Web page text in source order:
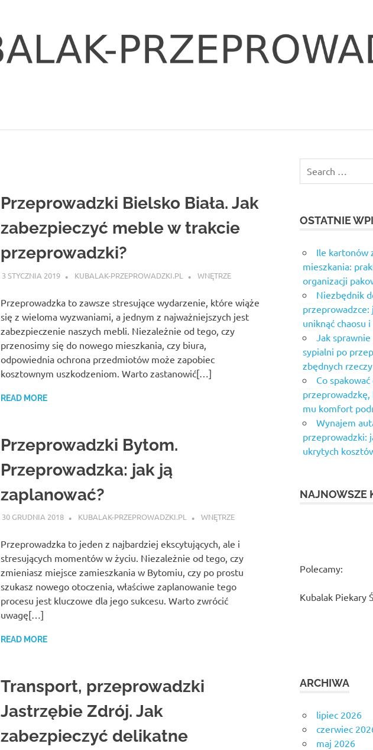
Przeprowadzki Bielsko Biała. Jak
zabezpieczyć meble w trakcie
przeprowadzki?
3 STYCZNIA 2019 KUBALAK-PRZEPROWADZKI.PL WNĘTRZE
Przeprowadzka to zawsze stresujące wydarzenie, które wiąże
się z wieloma wyzwaniami, a jednym z najważniejszych jest
zabezpieczenie naszych mebli. Niezależnie od tego, czy
przenosimy się do nowego mieszkania, czy biura,
odpowiednia ochrona przedmiotów może zapobiec
kosztownym uszkodzeniom. Warto zastanowić[…]
READ MORE
Przeprowadzki Bytom.
Przeprowadzka: jak ją
zaplanować?
30 GRUDNIA 2018 KUBALAK-PRZEPROWADZKI.PL WNĘTRZE
Przeprowadzka to jeden z najbardziej ekscytujących, ale i
stresujących momentów w życiu. Niezależnie od tego, czy
zmieniasz miejsce zamieszkania w Bytomiu, czy po prostu
szukasz nowego otoczenia, właściwe zaplanowanie tego
procesu jest kluczowe dla jego sukcesu. Warto zwrócić
uwagę[…]
READ MORE
Transport, przeprowadzki
Jastrzębie Zdrój. Jak
zabezpieczyć delikatne
OSTATNIE
Ile kartonów
mieszkania:
organizacji
Niezbędnik
przeprowadzce:
uniknąć chaosu
Jak
sypialni po
zbędnych rzeczy
Co
przeprowadzkę,
mu komfort
Wynajem
przeprowadzki:
ukrytych
NAJNOWSZE
Polecamy:
Kubalak Piekary
ARCHIWA
lipiec 2026
czerwiec
maj 2026